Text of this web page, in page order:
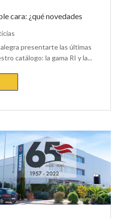
cara: ¿qué novedades
presentarte las últimas
catálogo: la gama RI y la...